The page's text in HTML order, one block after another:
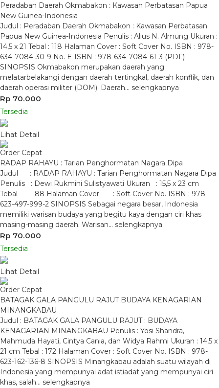
Peradaban Daerah Okmabakon : Kawasan Perbatasan Papua
New Guinea-Indonesia
Judul : Peradaban Daerah Okmabakon : Kawasan Perbatasan
Papua New Guinea-Indonesia Penulis : Alius N. Almung Ukuran :
14,5 x 21 Tebal : 118 Halaman Cover : Soft Cover No. ISBN : 978-
634-7084-30-9 No. E-ISBN : 978-634-7084-61-3 (PDF)
SINOPSIS Okmabakon merupakan daerah yang
melatarbelakangi dengan daerah tertingkal, daerah konflik, dan
daerah operasi militer (DOM). Daerah… selengkapnya
Rp 70.000
Tersedia
Lihat Detail
Order Cepat
RADAP RAHAYU : Tarian Penghormatan Nagara Dipa
Judul : RADAP RAHAYU : Tarian Penghormatan Nagara Dipa
Penulis : Dewi Rukmini Sulistyawati Ukuran : 15,5 x 23 cm
Tebal : 88 Halaman Cover : Soft Cover No. ISBN : 978-
623-497-999-2 SINOPSIS Sebagai negara besar, Indonesia
memiliki warisan budaya yang begitu kaya dengan ciri khas
masing-masing daerah. Warisan… selengkapnya
Rp 70.000
Tersedia
Lihat Detail
Order Cepat
BATAGAK GALA PANGULU RAJUT BUDAYA KENAGARIAN
MINANGKABAU
Judul : BATAGAK GALA PANGULU RAJUT : BUDAYA
KENAGARIAN MINANGKABAU Penulis : Yosi Shandra,
Mahmuda Hayati, Cintya Cania, dan Widya Rahmi Ukuran : 14,5 x
21 cm Tebal : 172 Halaman Cover : Soft Cover No. ISBN : 978-
623-162-136-8 SINOPSIS Minangkabau adalah suatu wilayah di
Indonesia yang mempunyai adat istiadat yang mempunyai ciri
khas, salah… selengkapnya